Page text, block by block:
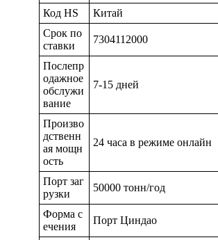
Код HS
Китай
Срок по
ставки
7304112000
Послепр
одажное
обслужи
вание
7-15 дней
Произво
дственн
ая мощн
ость
24 часа в режиме онлайн
Порт заг
рузки
50000 тонн/год
Форма с
ечения
Порт Циндао